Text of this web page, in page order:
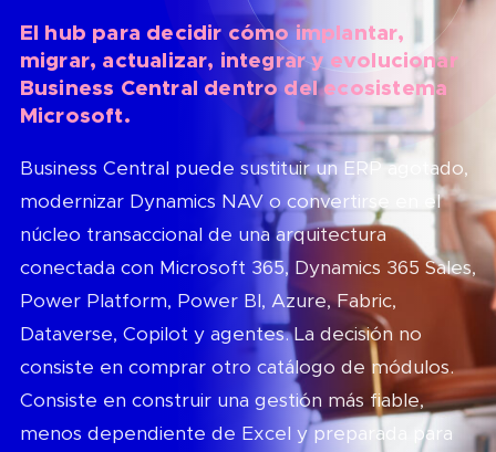
El hub para decidir cómo implantar,
migrar, actualizar, integrar y evolucionar
Business Central dentro del ecosistema
Microsoft.
Business Central puede sustituir un ERP agotado,
modernizar Dynamics NAV o convertirse en el
núcleo transaccional de una arquitectura
conectada con Microsoft 365, Dynamics 365 Sales,
Power Platform, Power BI, Azure, Fabric,
Dataverse, Copilot y agentes. La decisión no
consiste en comprar otro catálogo de módulos.
Consiste en construir una gestión más fiable,
menos dependiente de Excel y preparada para